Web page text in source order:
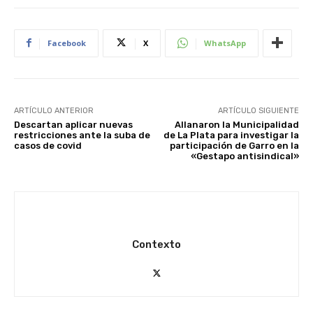
Facebook X WhatsApp
ARTÍCULO ANTERIOR
Descartan aplicar nuevas
restricciones ante la suba de
casos de covid
ARTÍCULO SIGUIENTE
Allanaron la Municipalidad
de La Plata para investigar la
participación de Garro en la
«Gestapo antisindical»
Contexto